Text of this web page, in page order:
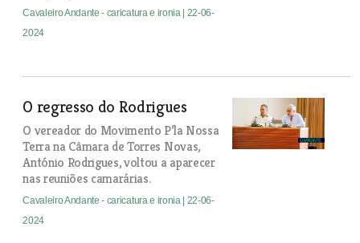
Cavaleiro Andante - caricatura e ironia | 22-06-
2024
O regresso do Rodrigues
O vereador do Movimento P’la Nossa
Terra na Câmara de Torres Novas,
António Rodrigues, voltou a aparecer
nas reuniões camarárias.
Cavaleiro Andante - caricatura e ironia | 22-06-
2024